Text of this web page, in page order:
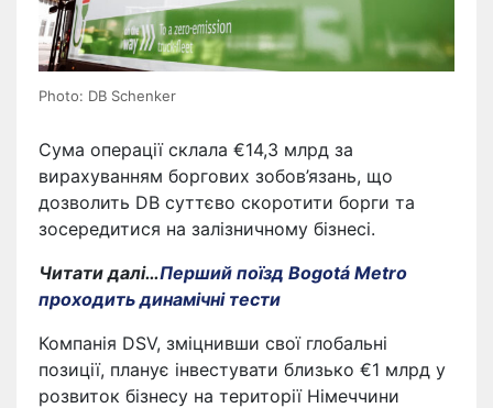
Photo: DB Schenker
Сума операції склала €14,3 млрд за
вирахуванням боргових зобов’язань, що
дозволить DB суттєво скоротити борги та
зосередитися на залізничному бізнесі.
Читати далі…Перший поїзд Bogotá Metro
проходить динамічні тести
Компанія DSV, зміцнивши свої глобальні
позиції, планує інвестувати близько €1 млрд у
розвиток бізнесу на території Німеччини